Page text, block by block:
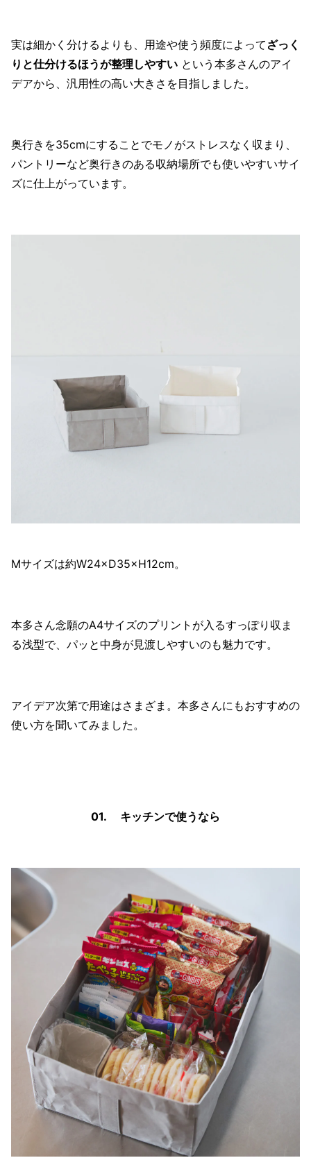
実は細かく分けるよりも、用途や使う頻度によって ざっく
りと仕分けるほうが整理しやすい という本多さんのアイ
デアから、汎用性の高い大きさを目指しました。
奥行きを35cmにすることでモノがストレスなく収まり、
パントリーなど奥行きのある収納場所でも使いやすいサイ
ズに仕上がっています。
Mサイズは約W24×D35×H12cm。
本多さん念願のA4サイズのプリントが入るすっぽり収ま
る浅型で、パッと中身が見渡しやすいのも魅力です。
アイデア次第で用途はさまざま。本多さんにもおすすめの
使い方を聞いてみました。
01. キッチンで使うなら